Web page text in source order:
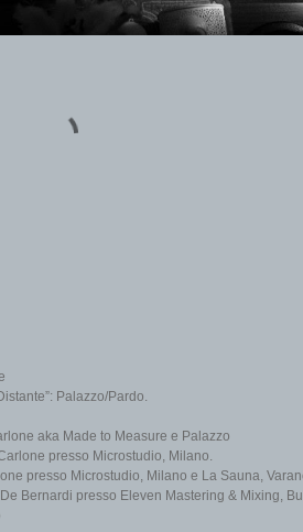
Palazzo/Pardo.
aka Made to Measure e Palazzo
presso Microstudio, Milano.
presso Microstudio, Milano e La Sauna,
Bernardi presso Eleven Mastering & Mixing,